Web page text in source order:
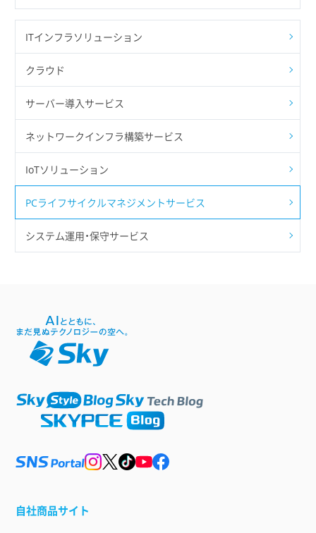
ITインフラソリューション
クラウド
サーバー導入サービス
ネットワークインフラ構築サービス
IoTソリューション
PCライフサイクルマネジメントサービス
システム運用・保守サービス
自社商品サイト